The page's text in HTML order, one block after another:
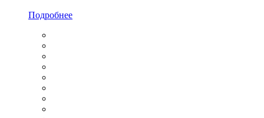
Подробнее